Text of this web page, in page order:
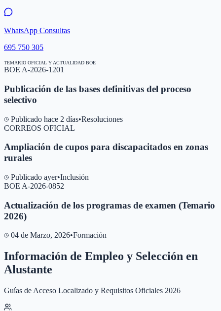
WhatsApp Consultas
695 750 305
TEMARIO OFICIAL Y ACTUALIDAD BOE
BOE A-2026-1201
Publicación de las bases definitivas del proceso
selectivo
Publicado hace 2 días•Resoluciones
CORREOS OFICIAL
Ampliación de cupos para discapacitados en zonas
rurales
Publicado ayer•Inclusión
BOE A-2026-0852
Actualización de los programas de examen (Temario
2026)
04 de Marzo, 2026•Formación
Información de Empleo y Selección en
Alustante
Guías de Acceso Localizado y Requisitos Oficiales 2026